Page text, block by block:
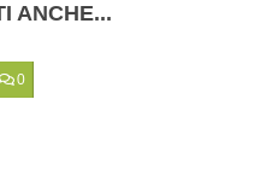
ANCHE...
0